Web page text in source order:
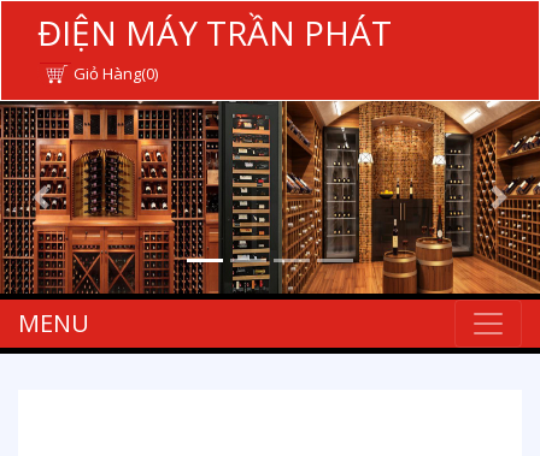
ĐIỆN MÁY TRẦN PHÁT
Giỏ Hàng(0)
MENU